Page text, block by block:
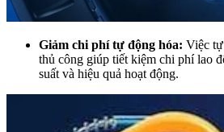
Giảm chi phí tự động hóa: Việc
thủ công giúp tiết kiệm chi phí lao
suất và hiệu quả hoạt động.